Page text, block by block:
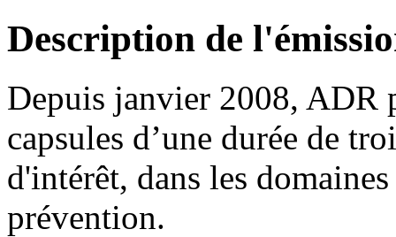
Description de
Depuis janvier 2008, ADR
capsules d’une durée de
d'intérêt, dans les
prévention.